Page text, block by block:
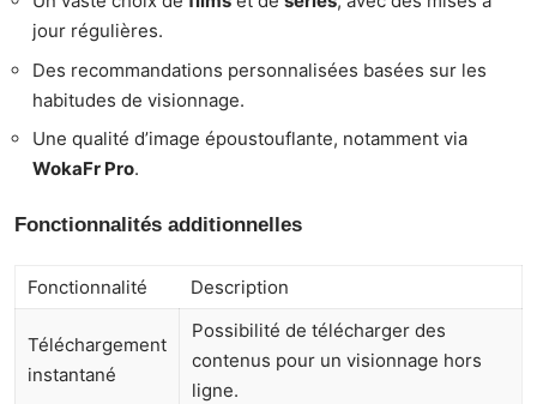
jour régulières.
Des recommandations personnalisées basées sur les
habitudes de visionnage.
Une qualité d’image époustouflante, notamment via
WokaFr Pro.
Fonctionnalités additionnelles
Fonctionnalité Description
Téléchargement
instantané
Possibilité de télécharger des
contenus pour un visionnage hors
ligne.